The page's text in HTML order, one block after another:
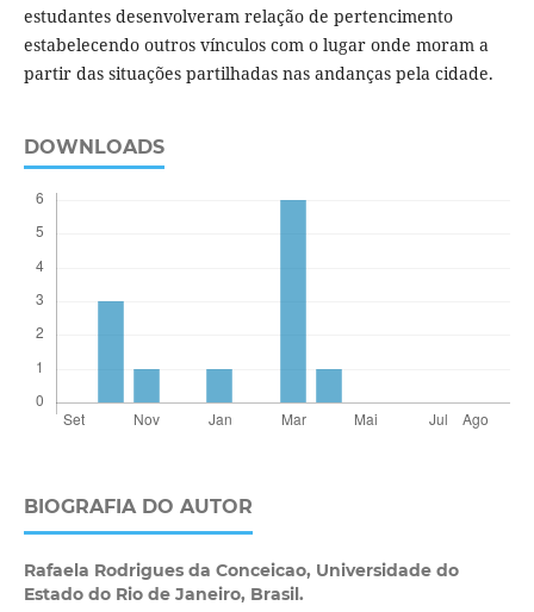
estudantes desenvolveram relação de pertencimento
estabelecendo outros vínculos com o lugar onde moram a
partir das situações partilhadas nas andanças pela cidade.
DOWNLOADS
BIOGRAFIA DO AUTOR
Rafaela Rodrigues da Conceicao, Universidade do
Estado do Rio de Janeiro, Brasil.